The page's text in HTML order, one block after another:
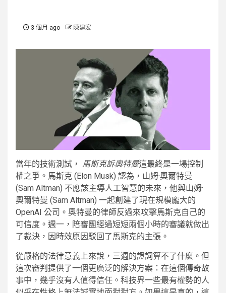
3 個月 ago 陳建宏
當年的技術測試， 馬斯克訴奧特曼這最終是一場控制
權之爭。馬斯克 (Elon Musk) 認為，山姆·奧爾特曼
(Sam Altman) 不應該主導人工智慧的未來，他與山姆·
奧爾特曼 (Sam Altman) 一起創建了現在規模龐大的
OpenAI 公司。奧特曼的律師反過來攻擊馬斯克自己的
可信度。週一，陪審團經過短短兩個小時的審議就做出
了裁決，因時效原因駁回了馬斯克的主張。
從嚴格的法律意義上來說，三週的證詞算不了什麼。但
這次審判提供了一個更廣泛的解決方案：在這個傳奇故
事中，幾乎沒有人值得信任。科技界一些最有權勢的人